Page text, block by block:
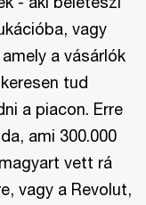
vagy
a vásárlók
tud
a piacon. Erre
ami 300.000
vett rá
vagy a Revolut,